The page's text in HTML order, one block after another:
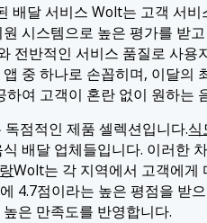
배달 서비스 Wolt는 고객 서
시스템으로 높은 평가를 받
전반적인 서비스 품질로 사용
중 하나로 손꼽히며, 이달의
여 고객이 혼란 없이 원하는
점적인 제품 셀렉션입니다.식
배달 업체들입니다. 이러한
Wolt는 각 지역에서 고객에게
4.7점이라는 높은 평점을 받
은 만족도를 반영합니다.